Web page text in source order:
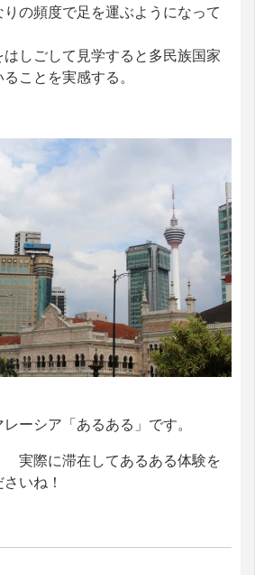
の頻度で足を運ぶようになって
はしごして見学すると多民族国家
ことを実感する。
ーシア「あるある」です。
実際に滞在してあるある体験を
いね！